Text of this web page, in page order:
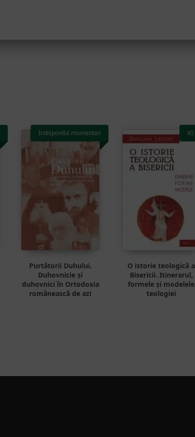
Purtătorii Duhului.
Duhovnicie și
duhovnici în Ortodoxia
românească de azi
Indisponibil momentan
O istorie teologică a
Bisericii. Itinerarul,
formele și modelele
teologiei
45